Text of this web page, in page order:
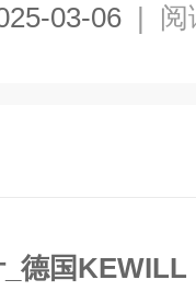
03-06 | 阅
德国KEWILL